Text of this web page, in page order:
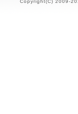
Copyright(C) 2009-